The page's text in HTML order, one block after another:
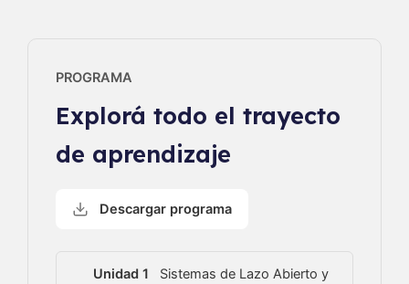
PROGRAMA
Explorá todo el trayecto
de aprendizaje
Descargar programa
Unidad 1
Sistemas de Lazo Abierto y